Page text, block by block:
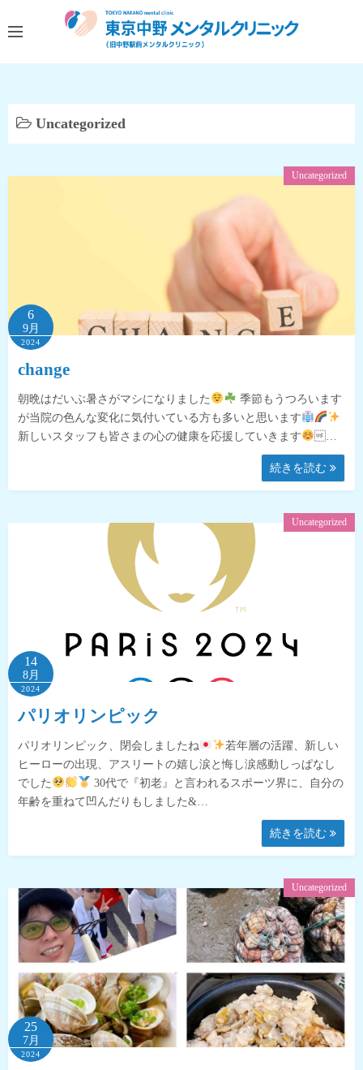
ン
ッ
Uncategorized
Uncategorized
6
9月
2024
change
朝晩はだいぶ暑さがマシになりました
季節もうつろいます
が当院の色んな変化に気付いている方も多いと思います
新しいスタッフも皆さまの心の健康を応援していきます
…
続きを読む
Uncategorized
14
8月
2024
パリオリンピック
パリオリンピック、閉会しましたね
若年層の活躍、新しい
ヒーローの出現、アスリートの嬉し涙と悔し涙感動しっぱなし
でした
30代で『初老』と言われるスポーツ界に、自分の
年齢を重ねて凹んだりもしました&…
続きを読む
Uncategorized
25
7月
2024